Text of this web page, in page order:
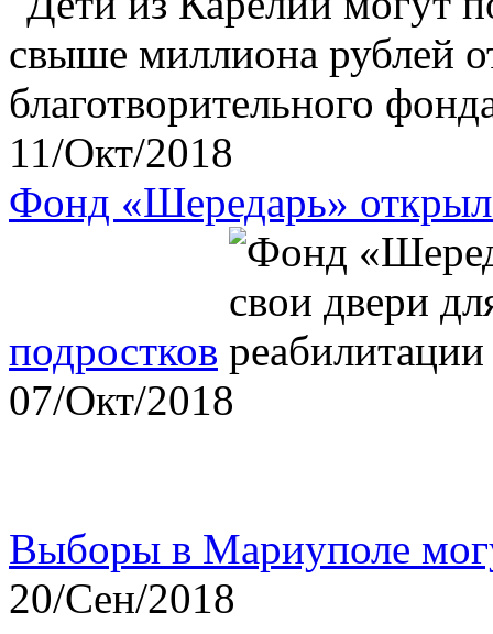
11/Окт/2018
Фонд «Шередарь» открыл
подростков
07/Окт/2018
Выборы в Мариуполе
20/Сен/2018